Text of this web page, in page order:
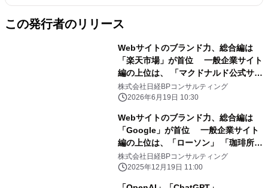
この発行者のリリース
Webサイトのブランド力、総合編は
「楽天市場」が首位 一般企業サイト
編の上位は、 「マクドナルド公式サイ
ト」「ミスタードーナツ」「ローソ
ン」 日経BPコンサルティング調
株式会社日経BPコンサルティング
2026年6月19日 10:30
Webサイトのブランド力、総合編は
「Google」が首位 一般企業サイト
編の上位は、「ローソン」 「珈琲所コ
メダ珈琲店」「ケンタッキーフライド
チキン」 「マクドナルド公式サイト」
株式会社日経BPコンサルティング
2025年12月19日 11:00